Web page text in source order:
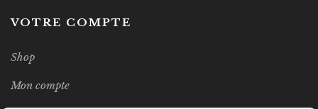
VOTRE COMPTE
Shop
Mon compte